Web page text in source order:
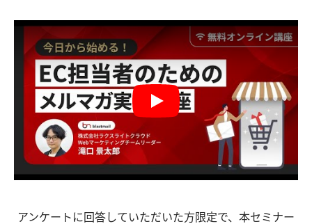
Play
アンケートに回答していただいた方限定で、本セミナー